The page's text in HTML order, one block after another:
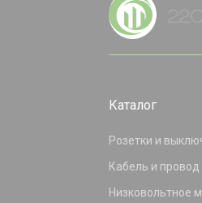
Каталог
Розетки и
Кабель и провод
Низковольтное